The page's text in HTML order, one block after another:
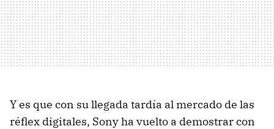
Y es que con su llegada tardía al mercado de las
réflex digitales, Sony ha vuelto a demostrar con